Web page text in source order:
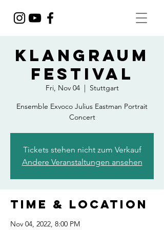
Klangraum
Festival
Fri, Nov 04
  |
Stuttgart
Ensemble Exvoco Julius Eastman Portrait
Concert
Tickets stehen nicht zum Verkauf
Andere Veranstaltungen ansehen
Time & Location
Nov 04, 2022, 8:00 PM